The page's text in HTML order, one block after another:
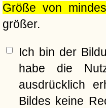
Größe von
größer.
Ich bin der
habe die
ausdrücklich
Bildes keine